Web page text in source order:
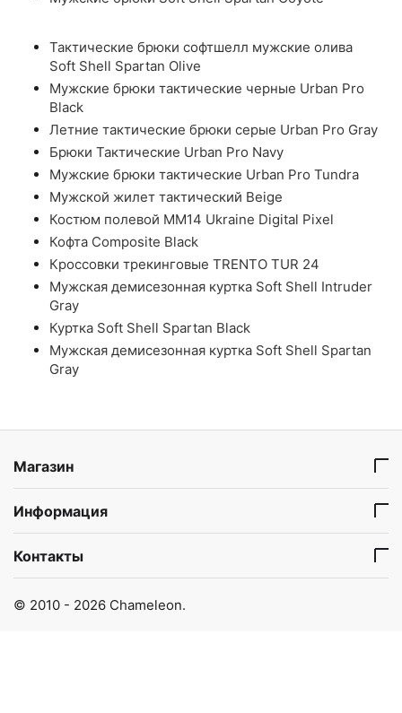
Тактические брюки софтшелл мужские олива
Soft Shell Spartan Olive
Мужские брюки тактические черные Urban Pro
Black
Летние тактические брюки серые Urban Pro Gray
Брюки Тактические Urban Pro Navy
Мужские брюки тактические Urban Pro Tundra
Мужской жилет тактический Beige
Костюм полевой ММ14 Ukraine Digital Pixel
Кофта Composite Black
Кроссовки трекинговые TRENTO TUR 24
Мужская демисезонная куртка Soft Shell Intruder
Gray
Куртка Soft Shell Spartan Black
Мужская демисезонная куртка Soft Shell Spartan
Gray
Магазин
Информация
Контакты
© 2010 - 2026 Chameleon.